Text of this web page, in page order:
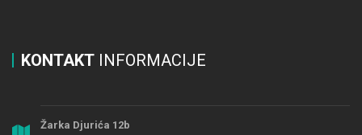
KONTAKT INFORMACIJE
Žarka Djurića 12b